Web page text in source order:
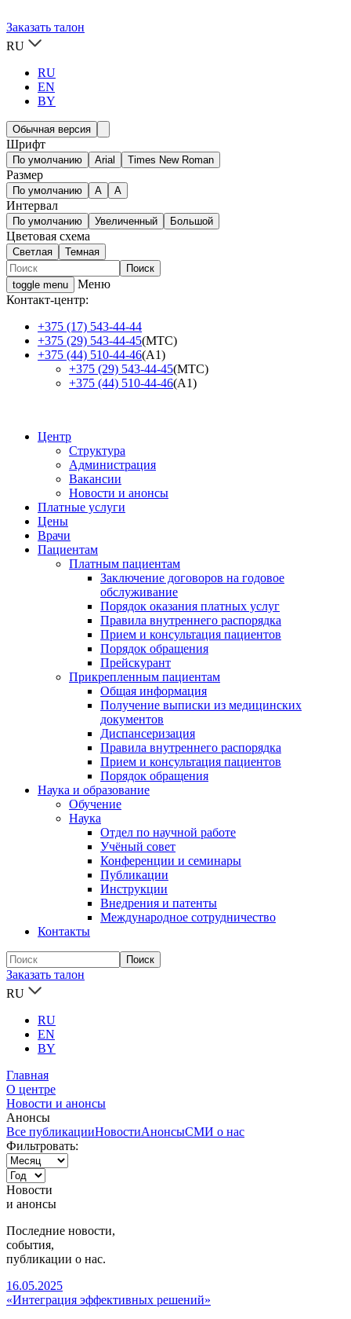
Заказать талон
RU
RU
EN
BY
Обычная версия
Шрифт
По умолчанию Arial Times New Roman
Размер
По умолчанию A A
Интервал
По умолчанию Увеличенный Большой
Цветовая схема
Светлая Темная
toggle menu
Меню
Контакт-центр:
+375 (17) 543-44-44
+375 (29) 543-44-45(МТС)
+375 (44) 510-44-46(А1)
+375 (29) 543-44-45(МТС)
+375 (44) 510-44-46(А1)
Центр
Структура
Администрация
Вакансии
Новости и анонсы
Платные услуги
Цены
Врачи
Пациентам
Платным пациентам
Заключение договоров на годовое
обслуживание
Порядок оказания платных услуг
Правила внутреннего распорядка
Прием и консультация пациентов
Порядок обращения
Прейскурант
Прикрепленным пациентам
Общая информация
Получение выписки из медицинских
документов
Диспансеризация
Правила внутреннего распорядка
Прием и консультация пациентов
Порядок обращения
Наука и образование
Обучение
Наука
Отдел по научной работе
Учёный совет
Конференции и семинары
Публикации
Инструкции
Внедрения и патенты
Международное сотрудничество
Контакты
Заказать талон
RU
RU
EN
BY
Главная
О центре
Новости и анонсы
Анонсы
Все публикацииНовостиАнонсыСМИ о нас
Фильтровать:
Новости
и анонсы
Последние новости,
события,
публикации о нас.
16.05.2025
«Интеграция эффективных решений»